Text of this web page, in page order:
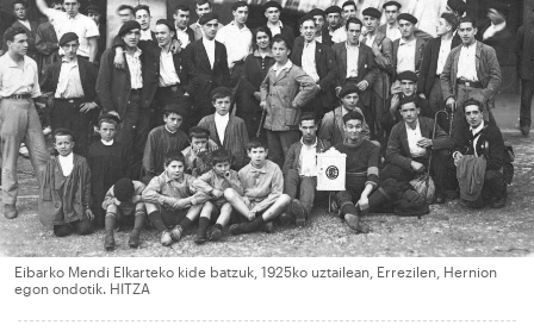
Eibarko Mendi Elkarteko kide batzuk, 1925ko uztailean, Errezilen, Hernion
egon ondotik. HITZA